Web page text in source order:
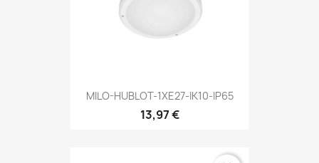
MILO-HUBLOT-1XE27-IK10-IP65
13,97 €